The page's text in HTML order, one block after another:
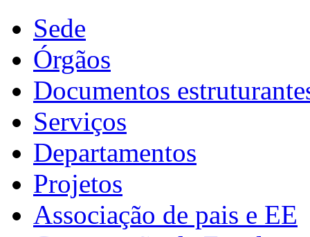
Sede
Órgãos
Documentos
Serviços
Departamentos
Projetos
Associação de pais e EE